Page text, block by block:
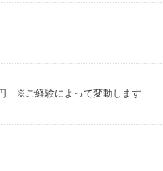
※ご経験によって変動します